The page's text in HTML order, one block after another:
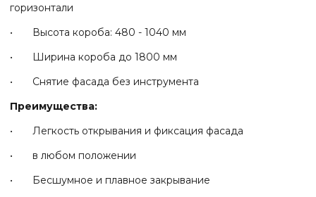
горизонтали
• Высота короба: 480 - 1040 мм
• Ширина короба до 1800 мм
• Снятие фасада без инструмента
Преимущества:
• Легкость открывания и фиксация фасада
• в любом положении
• Бесшумное и плавное закрывание